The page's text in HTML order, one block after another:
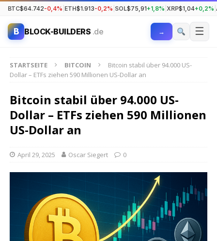
BTC$64.742-0,4% ETH$1.913-0,2% SOL$75,91+1,8% XRP$1,04+0,2%
B BLOCK-BUILDERS .de → ☰
STARTSEITE BITCOIN
Bitcoin stabil über 94.000 US-
Dollar – ETFs ziehen 590 Millionen US-Dollar an
Bitcoin stabil über 94.000 US-
Dollar – ETFs ziehen 590 Millionen
US-Dollar an
April 29, 2025 Oscar Siegert 0